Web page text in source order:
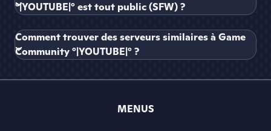
°|YOUTUBE|° est tout public (SFW) ?
Comment trouver des serveurs similaires à Game
Community °|YOUTUBE|° ?
MENUS